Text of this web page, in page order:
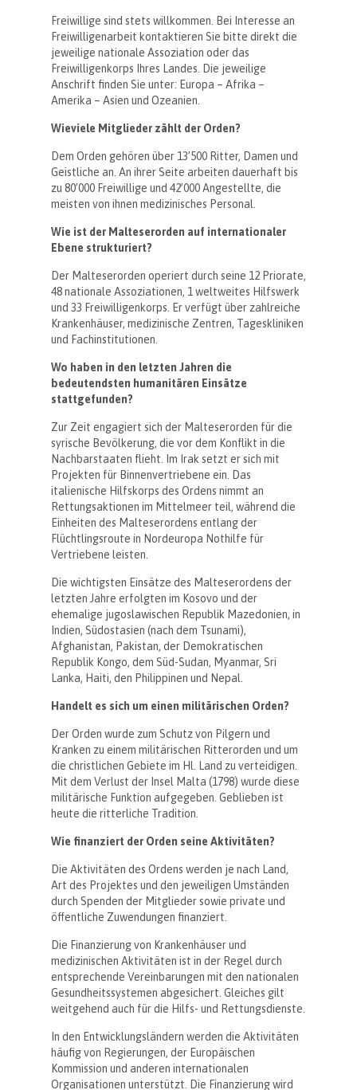
Freiwillige sind stets willkommen. Bei Interesse an
Freiwilligenarbeit kontaktieren Sie bitte direkt die
jeweilige nationale Assoziation oder das
Freiwilligenkorps Ihres Landes. Die jeweilige
Anschrift finden Sie unter: Europa – Afrika –
Amerika – Asien und Ozeanien.
Wieviele Mitglieder zählt der Orden?
Dem Orden gehören über 13’500 Ritter, Damen und
Geistliche an. An ihrer Seite arbeiten dauerhaft bis
zu 80’000 Freiwillige und 42’000 Angestellte, die
meisten von ihnen medizinisches Personal.
Wie ist der Malteserorden auf internationaler
Ebene strukturiert?
Der Malteserorden operiert durch seine 12 Priorate,
48 nationale Assoziationen, 1 weltweites Hilfswerk
und 33 Freiwilligenkorps. Er verfügt über zahlreiche
Krankenhäuser, medizinische Zentren, Tageskliniken
und Fachinstitutionen.
Wo haben in den letzten Jahren die
bedeutendsten humanitären Einsätze
stattgefunden?
Zur Zeit engagiert sich der Malteserorden für die
syrische Bevölkerung, die vor dem Konflikt in die
Nachbarstaaten flieht. Im Irak setzt er sich mit
Projekten für Binnenvertriebene ein. Das
italienische Hilfskorps des Ordens nimmt an
Rettungsaktionen im Mittelmeer teil, während die
Einheiten des Malteserordens entlang der
Flüchtlingsroute in Nordeuropa Nothilfe für
Vertriebene leisten.
Die wichtigsten Einsätze des Malteserordens der
letzten Jahre erfolgten im Kosovo und der
ehemalige jugoslawischen Republik Mazedonien, in
Indien, Südostasien (nach dem Tsunami),
Afghanistan, Pakistan, der Demokratischen
Republik Kongo, dem Süd-Sudan, Myanmar, Sri
Lanka, Haiti, den Philippinen und Nepal.
Handelt es sich um einen militärischen Orden?
Der Orden wurde zum Schutz von Pilgern und
Kranken zu einem militärischen Ritterorden und um
die christlichen Gebiete im Hl. Land zu verteidigen.
Mit dem Verlust der Insel Malta (1798) wurde diese
militärische Funktion aufgegeben. Geblieben ist
heute die ritterliche Tradition.
Wie finanziert der Orden seine Aktivitäten?
Die Aktivitäten des Ordens werden je nach Land,
Art des Projektes und den jeweiligen Umständen
durch Spenden der Mitglieder sowie private und
öffentliche Zuwendungen finanziert.
Die Finanzierung von Krankenhäuser und
medizinischen Aktivitäten ist in der Regel durch
entsprechende Vereinbarungen mit den nationalen
Gesundheitssystemen abgesichert. Gleiches gilt
weitgehend auch für die Hilfs- und Rettungsdienste.
In den Entwicklungsländern werden die Aktivitäten
häufig von Regierungen, der Europäischen
Kommission und anderen internationalen
Organisationen unterstützt. Die Finanzierung wird